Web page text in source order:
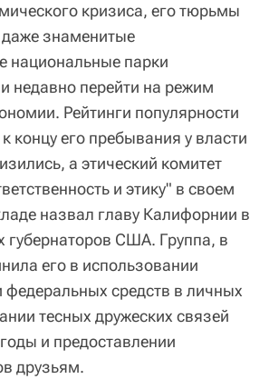
кризиса, его тюрьмы
знаменитые
национальные парки
недавно перейти на режим
Рейтинги популярности
концу его пребывания у власти
а этический комитет
и этику" в своем
назвал главу Калифорнии в
губернаторов США. Группа, в
его в использовании
федеральных средств в личных
тесных дружеских связей
и предоставлении
друзьям.